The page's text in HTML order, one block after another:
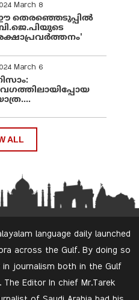
March 8
തെരഞ്ഞെടുപ്പില്‍
March 6
ALL
language daily launched
across the Gulf. By doing so
journalism both in the Gulf
The Editor In chief Mr.Tarek